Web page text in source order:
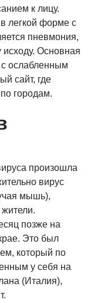
к лицу.
легкой форме с
пневмония,
исходу. Основная
ослабленным
сайт, где
городам.
произошла
вирус
мышь),
позже на
Это был
который по
у себя на
(Италия),